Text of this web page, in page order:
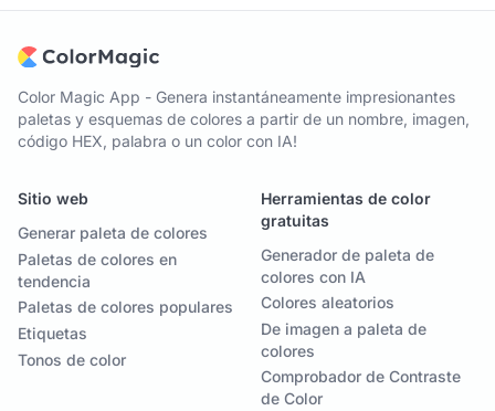
Color Magic App - Genera instantáneamente impresionantes
paletas y esquemas de colores a partir de un nombre, imagen,
código HEX, palabra o un color con IA!
Sitio web
Generar paleta de colores
Paletas de colores en
tendencia
Paletas de colores populares
Etiquetas
Tonos de color
Herramientas de color
gratuitas
Generador de paleta de
colores con IA
Colores aleatorios
De imagen a paleta de
colores
Comprobador de Contraste
de Color